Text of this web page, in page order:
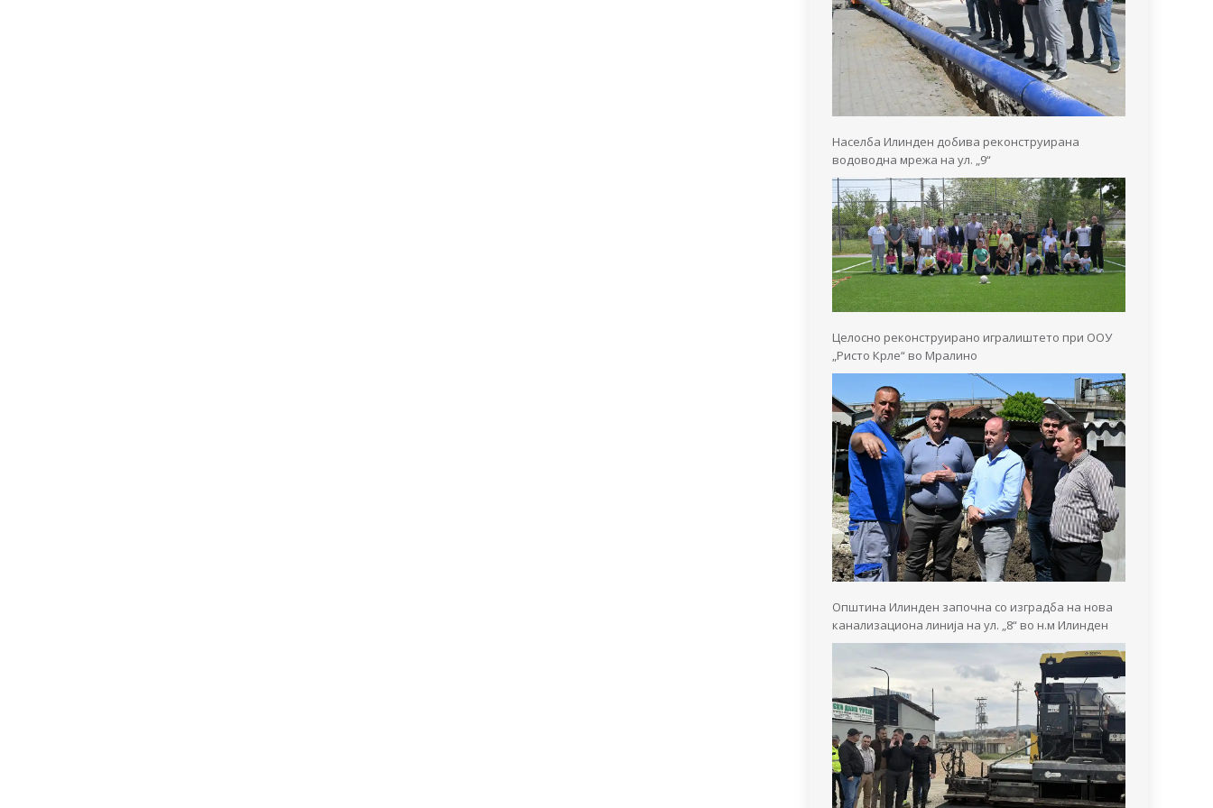
Населба Илинден добива реконструирана
водоводна мрежа на ул. „9“
Целосно реконструирано игралиштето при ООУ
„Ристо Крле“ во Мралино
Општина Илинден започна со изградба на нова
канализациона линија на ул. „8“ во н.м Илинден